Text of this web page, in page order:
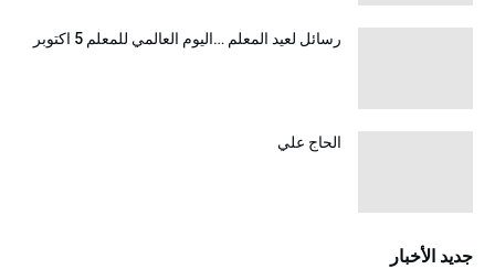
رسائل لعيد المعلم …اليوم العالمي للمعلم 5 اكتوبر
الحاج علي
جديد الأخبار